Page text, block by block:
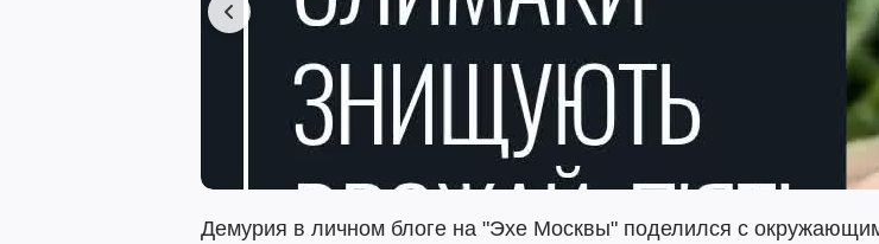
Демурия в личном блоге на "Эхе Москвы" поделился с